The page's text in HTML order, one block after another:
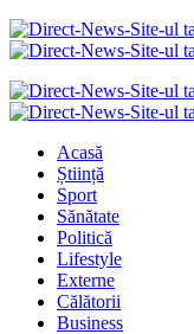
Acasă
Știință
Sport
Sănătate
Politică
Lifestyle
Externe
Călătorii
Business